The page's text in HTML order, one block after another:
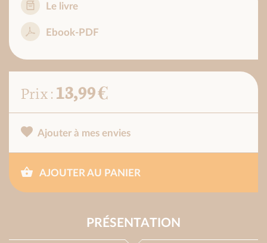
Le livre
Ebook-PDF
Prix :13,99 €
Ajouter à mes envies
AJOUTER AU PANIER
PRÉSENTATION